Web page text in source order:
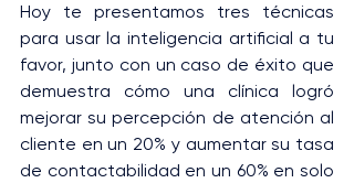
Hoy te presentamos tres técnicas
para usar la inteligencia artificial a tu
favor, junto con un caso de éxito que
demuestra cómo una clínica logró
mejorar su percepción de atención al
cliente en un 20% y aumentar su tasa
de contactabilidad en un 60% en solo